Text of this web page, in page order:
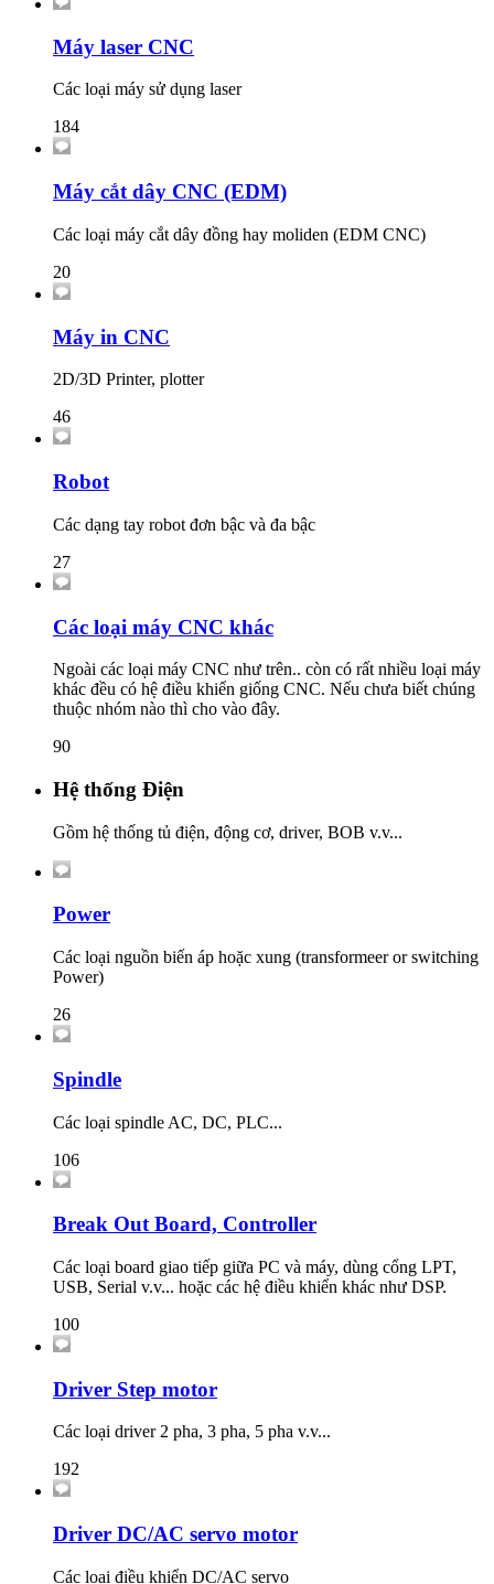
Máy laser CNC
Các loại máy sử dụng laser
184
Máy cắt dây CNC (EDM)
Các loại máy cắt dây đồng hay moliden (EDM CNC)
20
Máy in CNC
2D/3D Printer, plotter
46
Robot
Các dạng tay robot đơn bậc và đa bậc
27
Các loại máy CNC khác
Ngoài các loại máy CNC như trên.. còn có rất nhiều loại máy
khác đều có hệ điều khiển giống CNC. Nếu chưa biết chúng
thuộc nhóm nào thì cho vào đây.
90
Hệ thống Điện
Gồm hệ thống tủ điện, động cơ, driver, BOB v.v...
Power
Các loại nguồn biến áp hoặc xung (transformeer or switching
Power)
26
Spindle
Các loại spindle AC, DC, PLC...
106
Break Out Board, Controller
Các loại board giao tiếp giữa PC và máy, dùng cổng LPT,
USB, Serial v.v... hoặc các hệ điều khiển khác như DSP.
100
Driver Step motor
Các loại driver 2 pha, 3 pha, 5 pha v.v...
192
Driver DC/AC servo motor
Các loại điều khiển DC/AC servo